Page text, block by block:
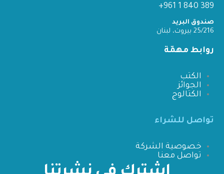
389 840 1 961+
صندوق البريد
25/216 بيروت، لبنان
روابط مهمّة
الكتب
الجوائز
الكتالوج
تواصل للشراء
خصوصية الشركة
تواصل معنا